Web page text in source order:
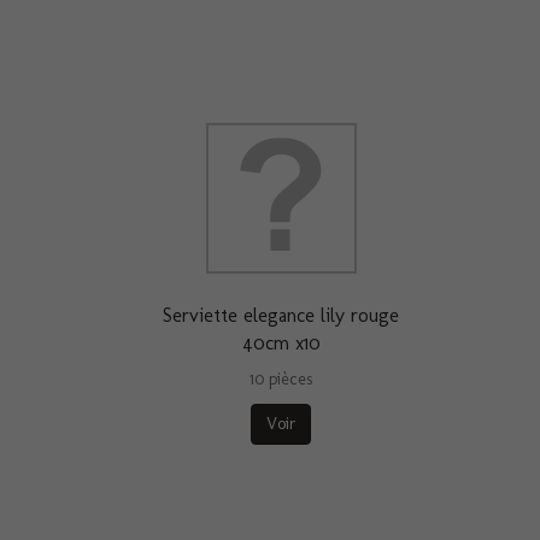
Serviette elegance lily rouge
40cm x10
10 pièces
Voir